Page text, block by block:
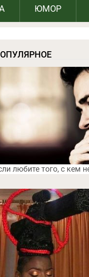
ЮМОР
любите того, с кем